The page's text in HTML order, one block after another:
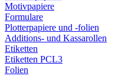
Motivpapiere
Formulare
Plotterpapiere und -folien
Additions- und Kassarollen
Etiketten
Etiketten PCL3
Folien